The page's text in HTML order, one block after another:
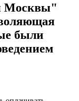
Москвы"
были